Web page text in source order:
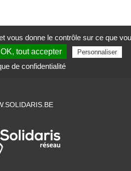
vous donne le contrôle sur ce que
tout accepter Personnaliser
de confidentialité